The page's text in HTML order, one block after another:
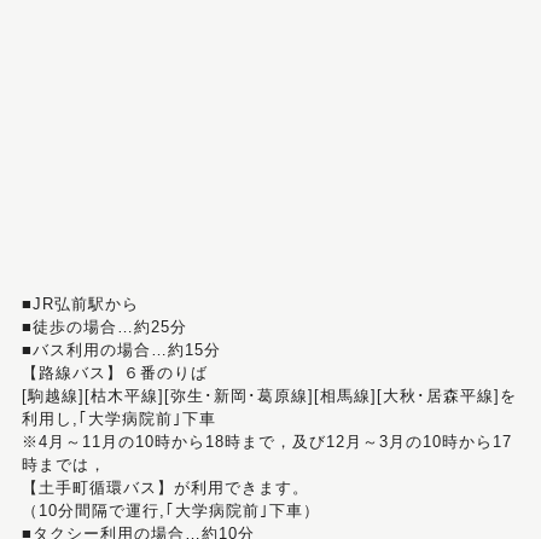
■JR弘前駅から
■徒歩の場合…約25分
■バス利用の場合…約15分
【路線バス】６番のりば
[駒越線][枯木平線][弥生･新岡･葛原線][相馬線][大秋･居森平線]を
利用し,｢大学病院前｣下車
※4月～11月の10時から18時まで，及び12月～3月の10時から17
時までは，
【土手町循環バス】が利用できます。
（10分間隔で運行,｢大学病院前｣下車）
■タクシー利用の場合…約10分